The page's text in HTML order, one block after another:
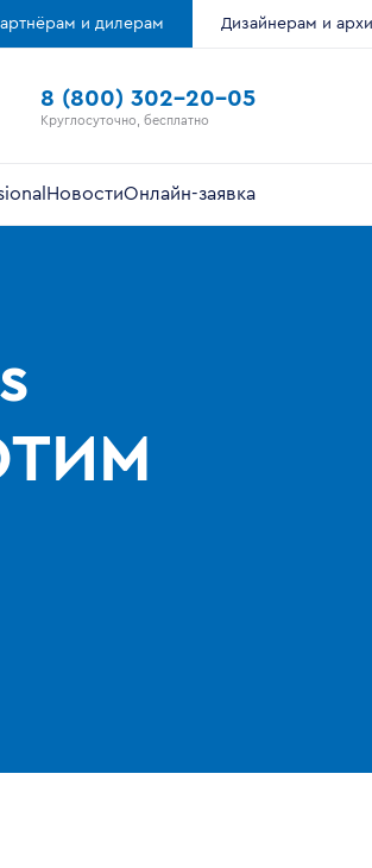
и дилерам Дизайнерам и
8 (800) 302-20-05
Круглосуточно, бесплатно
НовостиОнлайн-заявка